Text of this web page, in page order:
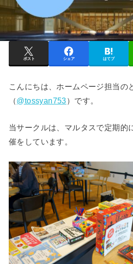
ポスト シェア はてブ
こんにちは、ホームページ担当の
（@tossyan753）です。
当サークルは、マルタスで定期的
催をしています。